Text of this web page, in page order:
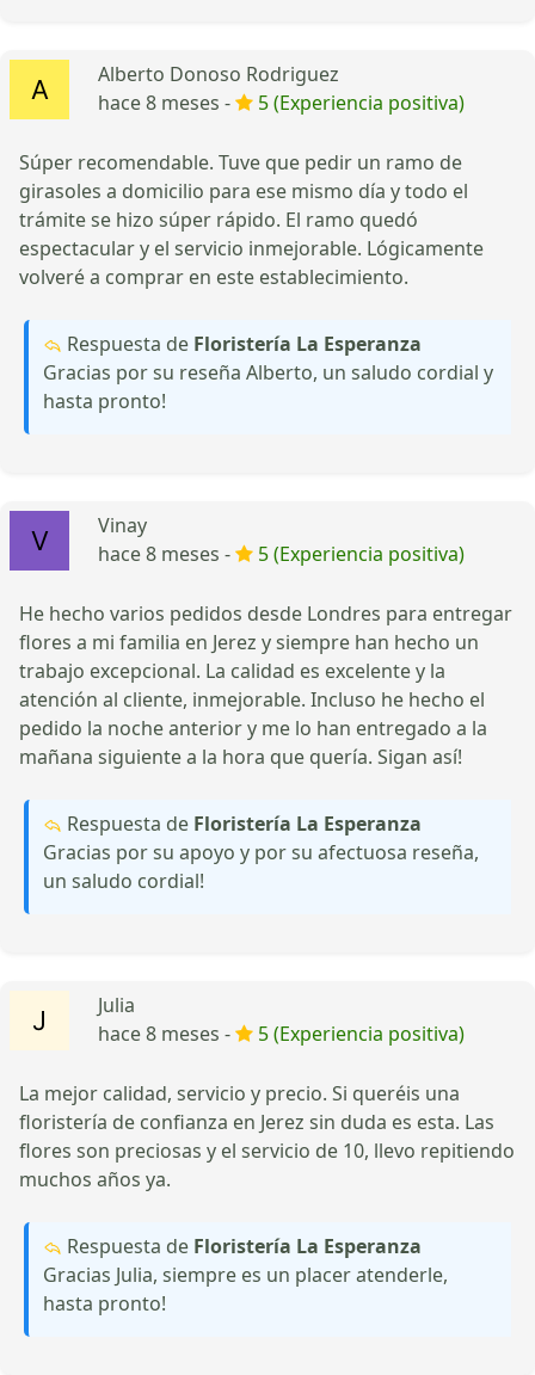
Alberto Donoso Rodriguez
hace 8 meses -
5 (Experiencia positiva)
Súper recomendable. Tuve que pedir un ramo de
girasoles a domicilio para ese mismo día y todo el
trámite se hizo súper rápido. El ramo quedó
espectacular y el servicio inmejorable. Lógicamente
volveré a comprar en este establecimiento.
Respuesta de Floristería La Esperanza
Gracias por su reseña Alberto, un saludo cordial y
hasta pronto!
Vinay
hace 8 meses -
5 (Experiencia positiva)
He hecho varios pedidos desde Londres para entregar
flores a mi familia en Jerez y siempre han hecho un
trabajo excepcional. La calidad es excelente y la
atención al cliente, inmejorable. Incluso he hecho el
pedido la noche anterior y me lo han entregado a la
mañana siguiente a la hora que quería. Sigan así!
Respuesta de Floristería La Esperanza
Gracias por su apoyo y por su afectuosa reseña,
un saludo cordial!
Julia
hace 8 meses -
5 (Experiencia positiva)
La mejor calidad, servicio y precio. Si queréis una
floristería de confianza en Jerez sin duda es esta. Las
flores son preciosas y el servicio de 10, llevo repitiendo
muchos años ya.
Respuesta de Floristería La Esperanza
Gracias Julia, siempre es un placer atenderle,
hasta pronto!